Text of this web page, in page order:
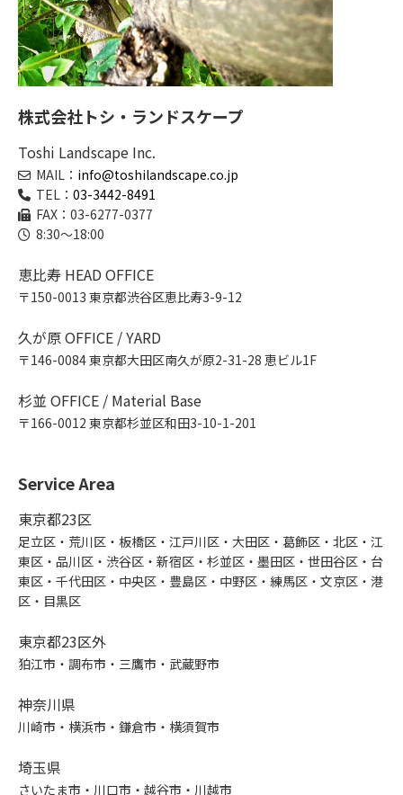
株式会社トシ・ランドスケープ
Toshi Landscape Inc.
MAIL： info@toshilandscape.co.jp
TEL： 03-3442-8491
FAX：03-6277-0377
8:30～18:00
恵比寿 HEAD OFFICE
〒150-0013 東京都渋谷区恵比寿3-9-12
久が原 OFFICE / YARD
〒146-0084 東京都大田区南久が原2-31-28 恵ビル1F
杉並 OFFICE / Material Base
〒166-0012 東京都杉並区和田3-10-1-201
Service Area
東京都23区
足立区・荒川区・板橋区・江戸川区・大田区・葛飾区・北区・江
東区・品川区・渋谷区・新宿区・杉並区・墨田区・世田谷区・台
東区・千代田区・中央区・豊島区・中野区・練馬区・文京区・港
区・目黒区
東京都23区外
狛江市・調布市・三鷹市・武蔵野市
神奈川県
川崎市・横浜市・鎌倉市・横須賀市
埼玉県
さいたま市・川口市・越谷市・川越市